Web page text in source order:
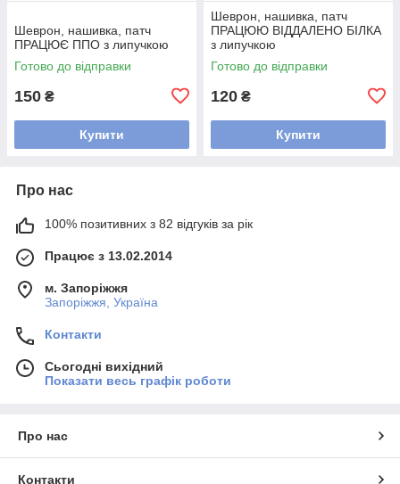
Шеврон, нашивка, патч
ПРАЦЮЄ ППО з липучкою
Готово до відправки
150 ₴
Купити
Шеврон, нашивка, патч
ПРАЦЮЮ ВІДДАЛЕНО БІЛКА
з липучкою
Готово до відправки
120 ₴
Купити
Про нас
100% позитивних з 82 відгуків за рік
Працює з 13.02.2014
м. Запоріжжя
Запоріжжя, Україна
Контакти
Сьогодні вихідний
Показати весь графік роботи
Про нас
Контакти